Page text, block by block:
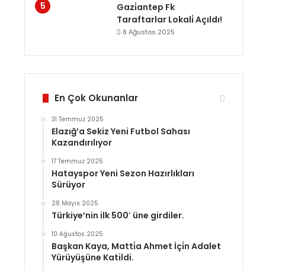
Gazi̇antep Fk
Taraftarlar Lokali̇ Açıldı!
8 Ağustos 2025
En Çok Okunanlar
31 Temmuz 2025
Elazığ’a Sekiz Yeni Futbol Sahası
Kazandırılıyor
17 Temmuz 2025
Hatayspor Yeni Sezon Hazırlıkları
Sürüyor
28 Mayıs 2025
Türkiye’nin ilk 500′ üne girdiler.
10 Ağustos 2025
Başkan Kaya, Matti̇a Ahmet İçi̇n Adalet
Yürüyüşüne Katildi.